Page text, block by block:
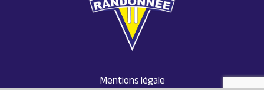
Mentions légale